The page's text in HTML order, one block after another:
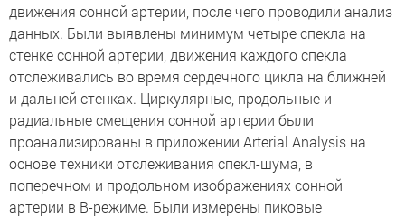
движения сонной артерии, после чего проводили анализ
данных. Были выявлены минимум четыре спекла на
стенке сонной артерии, движения каждого спекла
отслеживались во время сердечного цикла на ближней
и дальней стенках. Циркулярные, продольные и
радиальные смещения сонной артерии были
проанализированы в приложении Arterial Analysis на
основе техники отслеживания спекл-шума, в
поперечном и продольном изображениях сонной
артерии в B-режиме. Были измерены пиковые